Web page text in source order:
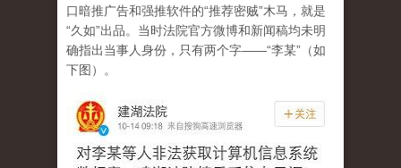
口暗推广告和强推软件的“推荐密贼”木马，就是
“久如”出品。当时法院官方微博和新闻稿均未明
确指出当事人身份，只有两个字——“李某”（如
下图）。
e11902d2jw1emfbfm6hmxj208w0armyg.jpg